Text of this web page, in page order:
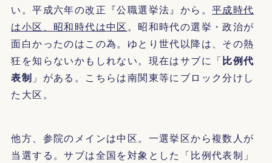
い。平成六年の改正『公職選挙法』から。 平成時代
は小区、昭和時代は中区。昭和時代の選挙・政治が
面白かったのはこの為。ゆとり世代以降は、その熱
狂を知らないかもしれない。現在はサブに「比例代
表制 」がある。こちらは南関東等にブロック分けし
た大区。
他方、参院のメインは中区。一選挙区から複数人が
当選する。サブは全国を対象とした「比例代表制」